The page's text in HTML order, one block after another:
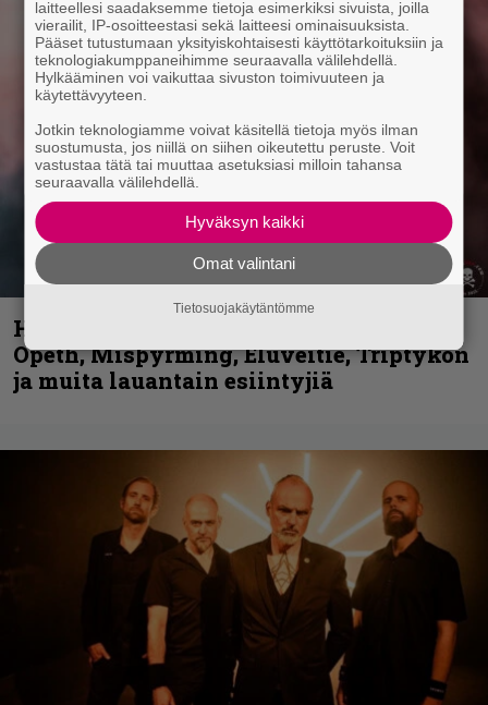
Hellsinki Metal Festival kuvina, osa 2:
Opeth, Misþyrming, Eluveitie, Triptykon
ja muita lauantain esiintyjiä
laitteellesi saadaksemme tietoja esimerkiksi sivuista, joilla
vierailit, IP-osoitteestasi sekä laitteesi ominaisuuksista.
Pääset tutustumaan yksityiskohtaisesti käyttötarkoituksiin ja
teknologiakumppaneihimme seuraavalla välilehdellä.
Hylkääminen voi vaikuttaa sivuston toimivuuteen ja
käytettävyyteen.
Jotkin teknologiamme voivat käsitellä tietoja myös ilman
suostumusta, jos niillä on siihen oikeutettu peruste. Voit
vastustaa tätä tai muuttaa asetuksiasi milloin tahansa
seuraavalla välilehdellä.
Hyväksyn kaikki
Omat valintani
Tietosuojakäytäntömme